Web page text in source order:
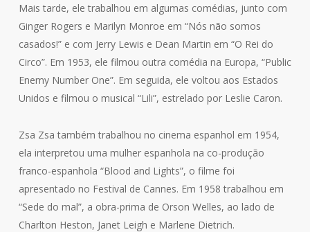
Mais tarde, ele trabalhou em algumas comédias, junto com
Ginger Rogers e Marilyn Monroe em “Nós não somos
casados!” e com Jerry Lewis e Dean Martin em “O Rei do
Circo”. Em 1953, ele filmou outra comédia na Europa, “Public
Enemy Number One”. Em seguida, ele voltou aos Estados
Unidos e filmou o musical “Lili”, estrelado por Leslie Caron.
Zsa Zsa também trabalhou no cinema espanhol em 1954,
ela interpretou uma mulher espanhola na co-produção
franco-espanhola “Blood and Lights”, o filme foi
apresentado no Festival de Cannes. Em 1958 trabalhou em
“Sede do mal”, a obra-prima de Orson Welles, ao lado de
Charlton Heston, Janet Leigh e Marlene Dietrich.